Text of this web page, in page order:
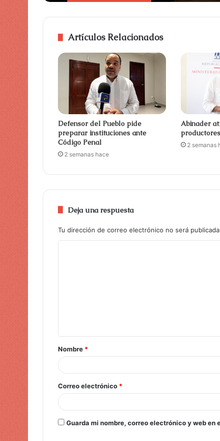
Artículos Relacionados
Defensor del Pueblo pide
preparar instituciones ante
Código Penal
2 semanas hace
Abinader
productores
2 semanas
Deja una respuesta
Tu dirección de correo electrónico no será
Nombre *
Correo electrónico *
Guarda mi nombre, correo electrónico y web en